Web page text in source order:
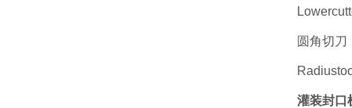
圆角切刀
灌装封口